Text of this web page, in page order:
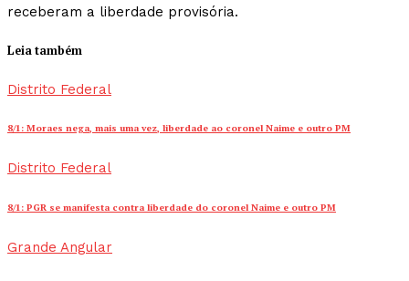
receberam a liberdade provisória.
Leia também
Distrito Federal
8/1: Moraes nega, mais uma vez, liberdade ao coronel Naime e outro PM
Distrito Federal
8/1: PGR se manifesta contra liberdade do coronel Naime e outro PM
Grande Angular